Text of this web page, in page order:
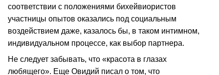
соответствии с положениями бихейвиористов
участницы опытов оказались под социальным
воздействием даже, казалось бы, в таком интимном,
индивидуальном процессе, как выбор партнера.
Не следует забывать, что «красота в глазах
любящего». Еще Овидий писал о том, что